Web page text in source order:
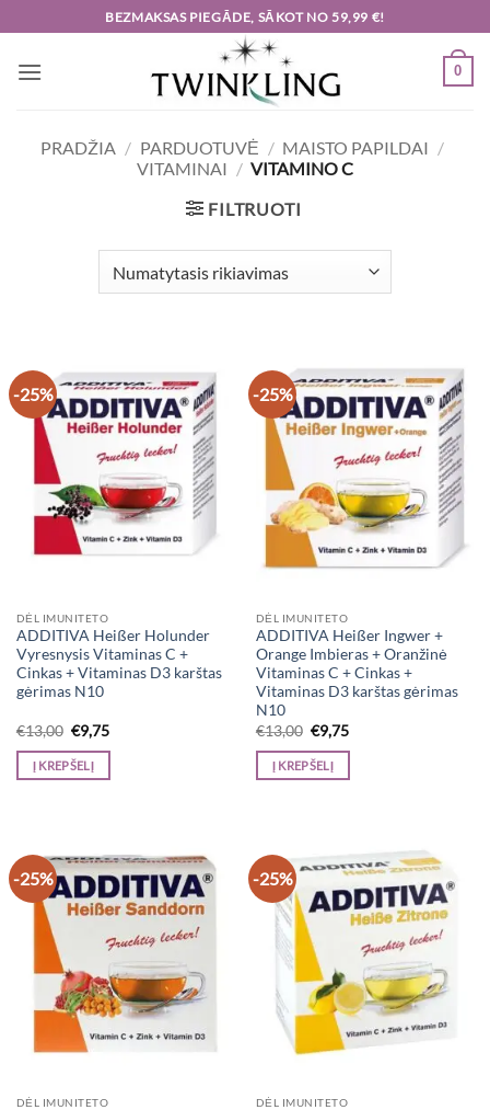
to
content
BEZMAKSAS PIEGĀDE, SĀKOT NO 59,99 €!
0
PRADŽIA / PARDUOTUVĖ / MAISTO PAPILDAI /
VITAMINAI / VITAMINO C
FILTRUOTI
-25%
DĖL IMUNITETO
ADDITIVA Heißer Holunder
Vyresnysis Vitaminas C +
Cinkas + Vitaminas D3 karštas
gėrimas N10
€13,00 Original
price
was:
€13,00.
€9,75Current
is:
Į KREPŠELĮ
-25%
DĖL IMUNITETO
ADDITIVA Heißer Ingwer +
Orange Imbieras + Oranžinė
Vitaminas C + Cinkas +
Vitaminas D3 karštas gėrimas
N10
€13,00 Original
price
was:
€13,00.
€9,75Current
is:
Į KREPŠELĮ
-25%
DĖL IMUNITETO
-25%
DĖL IMUNITETO